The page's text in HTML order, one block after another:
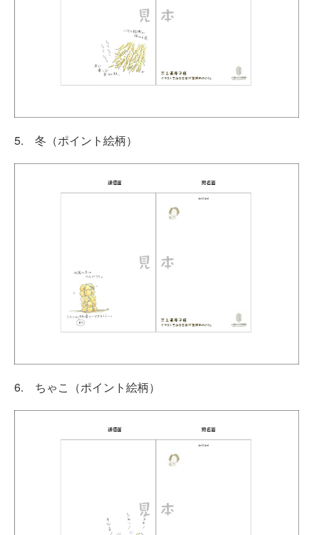
5. 冬（ポイント絵柄）
6. ちゃこ（ポイント絵柄）